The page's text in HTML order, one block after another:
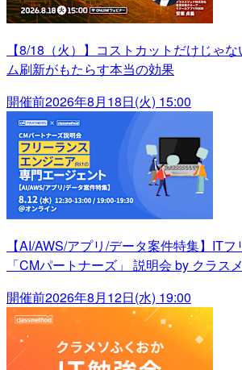
【8/18（火）】コストカットだけじゃ
ム刷新がもたらす本当の効果
開催前2026年8月18日(火) 15:00
【AI/AWS/アプリ/データ案件特集】IT
「CMパートナーズ」 説明会 by クラス
開催前2026年8月12日(水) 19:00